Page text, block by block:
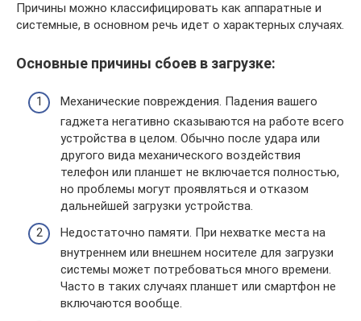
Причины можно классифицировать как аппаратные и
системные, в основном речь идет о характерных случаях.
Основные причины сбоев в загрузке:
Механические повреждения. Падения вашего
гаджета негативно сказываются на работе всего
устройства в целом. Обычно после удара или
другого вида механического воздействия
телефон или планшет не включается полностью,
но проблемы могут проявляться и отказом
дальнейшей загрузки устройства.
Недостаточно памяти. При нехватке места на
внутреннем или внешнем носителе для загрузки
системы может потребоваться много времени.
Часто в таких случаях планшет или смартфон не
включаются вообще.